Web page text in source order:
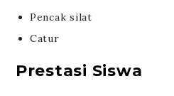
Pencak silat
Catur
Prestasi Siswa